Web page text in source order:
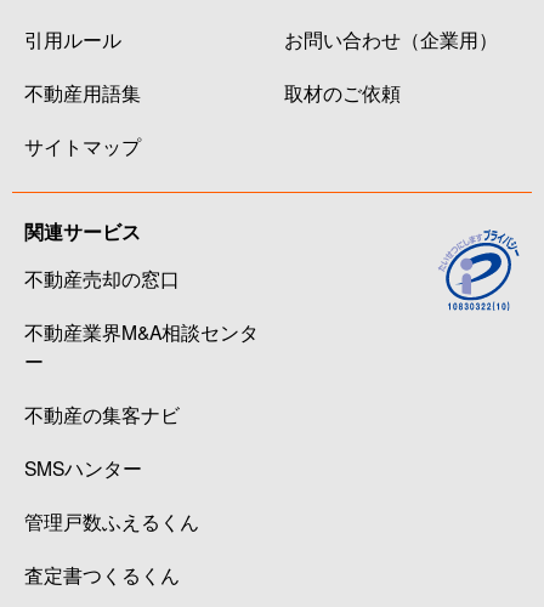
引用ルール
不動産用語集
サイトマップ
お問い合わせ（企業用）
取材のご依頼
関連サービス
不動産売却の窓口
不動産業界M&A相談センタ
ー
不動産の集客ナビ
SMSハンター
管理戸数ふえるくん
査定書つくるくん